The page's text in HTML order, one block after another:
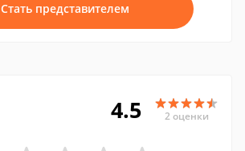
Стать представителем
4.5 2 оценки